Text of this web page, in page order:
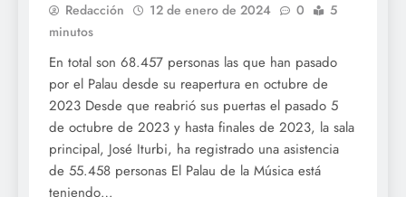
Redacción 12 de enero de 2024 0
5
minutos
En total son 68.457 personas las que han pasado
por el Palau desde su reapertura en octubre de
2023 Desde que reabrió sus puertas el pasado 5
de octubre de 2023 y hasta finales de 2023, la sala
principal, José Iturbi, ha registrado una asistencia
de 55.458 personas El Palau de la Música está
teniendo…